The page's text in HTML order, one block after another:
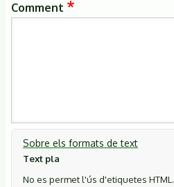
Comment
Sobre els formats de text
Text pla
No es permet l'ús d'etiquetes HTML.